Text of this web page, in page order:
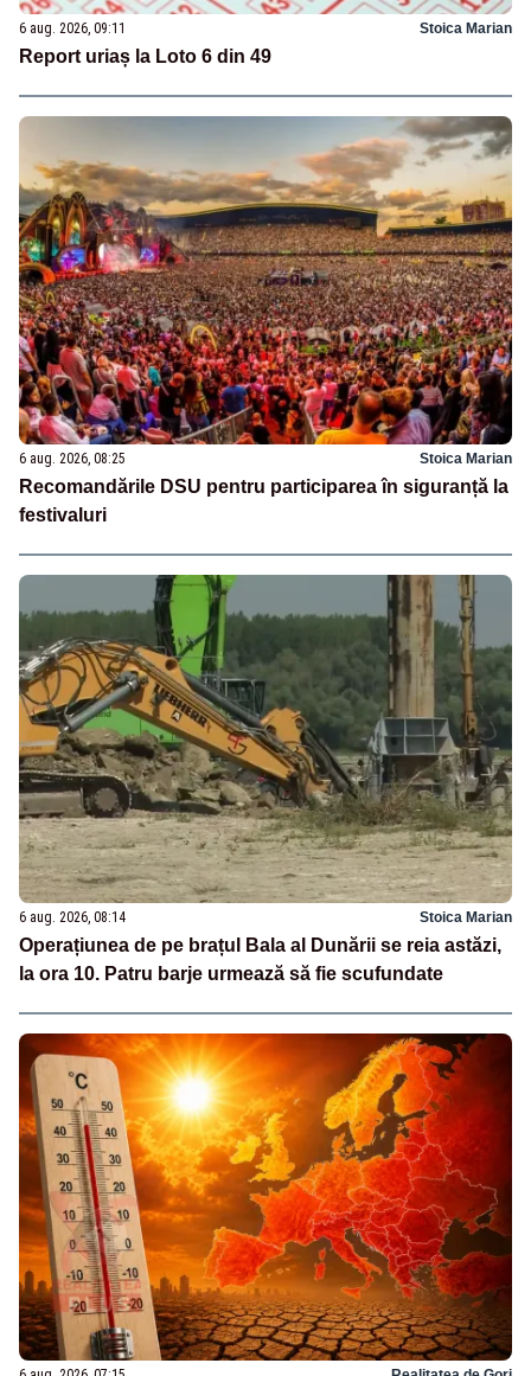
6 aug. 2026, 09:11 Stoica Marian
Report uriaș la Loto 6 din 49
6 aug. 2026, 08:25 Stoica Marian
Recomandările DSU pentru participarea în siguranță la
festivaluri
6 aug. 2026, 08:14 Stoica Marian
Operațiunea de pe brațul Bala al Dunării se reia astăzi,
la ora 10. Patru barje urmează să fie scufundate